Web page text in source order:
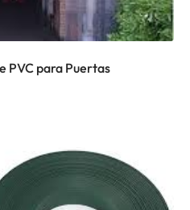
PVC para Puertas